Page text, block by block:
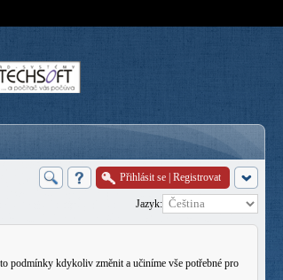
Přihlásit se Registrovat
Jazyk:
podmínky kdykoliv změnit a učiníme vše potřebné pro